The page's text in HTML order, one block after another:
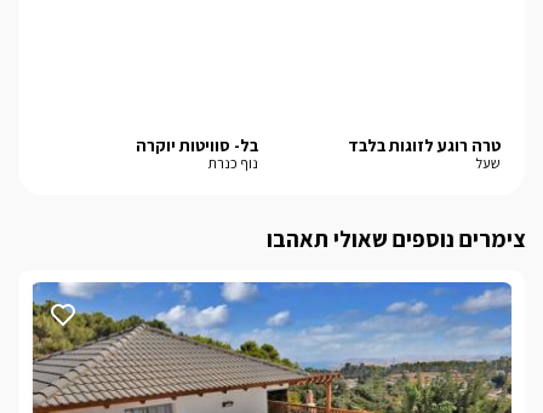
טרה רוגע לזוגות בלבד
שעל
בל- סוויטות יוקרה
נוף כנרת
צימרים נוספים שאולי תאהבו